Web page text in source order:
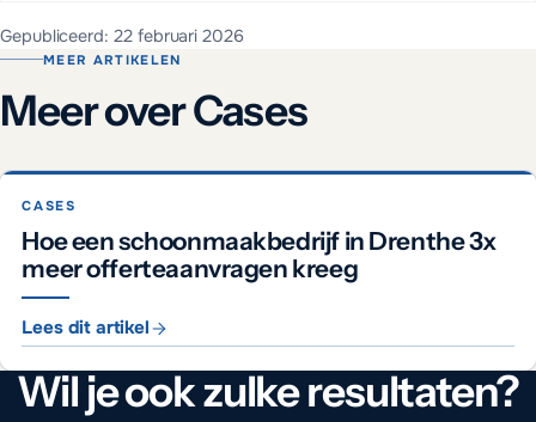
Gepubliceerd: 22 februari 2026
MEER ARTIKELEN
Meer over Cases
CASES
Hoe een schoonmaakbedrijf in Drenthe 3x
meer offerteaanvragen kreeg
Lees dit artikel
Wil je ook zulke resultaten?